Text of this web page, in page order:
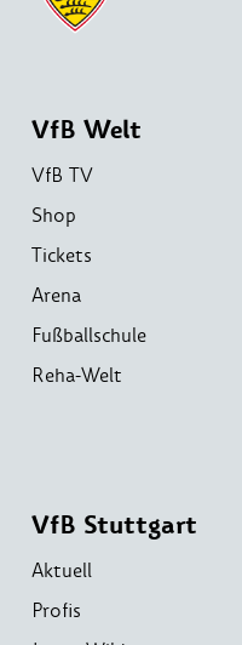
VfB Welt
VfB TV
Shop
Tickets
Arena
Fußballschule
Reha-Welt
VfB Stuttgart
Aktuell
Profis